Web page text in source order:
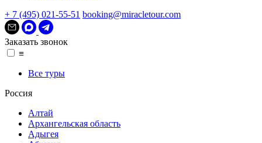
+ 7 (495) 021-55-51 booking@miracletour.com
Заказать звонок
≡
Все туры
Россия
Алтай
Архангельская область
Адыгея